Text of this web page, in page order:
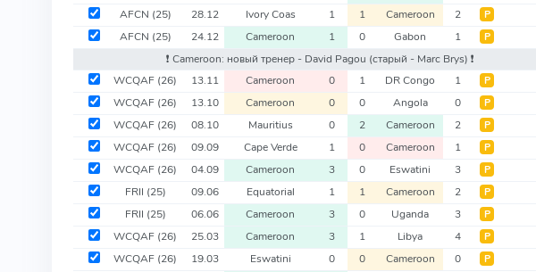
AFCN (25) 28.12 Ivory Coas 1 1 Cameroon 2 Р
AFCN (25) 24.12 Cameroon 1 0 Gabon 1 Р
❗️ Cameroon: новый тренер - David Pagou (старый - Marc Brys) ❗️
WCQAF (26) 13.11 Cameroon 0 1 DR Congo 1 Р
WCQAF (26) 13.10 Cameroon 0 0 Angola 0 Р
WCQAF (26) 08.10 Mauritius 0 2 Cameroon 2 Р
WCQAF (26) 09.09 Cape Verde 1 0 Cameroon 1 Р
WCQAF (26) 04.09 Cameroon 3 0 Eswatini 3 Р
FRII (25) 09.06 Equatorial 1 1 Cameroon 2 Р
FRII (25) 06.06 Cameroon 3 0 Uganda 3 Р
WCQAF (26) 25.03 Cameroon 3 1 Libya 4 Р
WCQAF (26) 19.03 Eswatini 0 0 Cameroon 0 Р